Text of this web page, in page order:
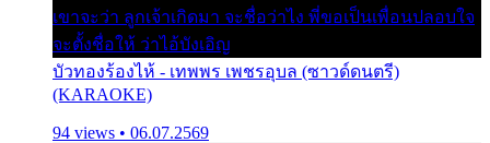
เขาจะว่า ลูกเจ้าเกิดมา จะชื่อว่าไง พี่ขอเป็นเพื่อนปลอบใจ
จะตั้งชื่อให้ ว่าไอ้บังเอิญ
บัวทองร้องไห้ - เทพพร เพชรอุบล (ซาวด์ดนตรี)
(KARAOKE)
94 views • 06.07.2569